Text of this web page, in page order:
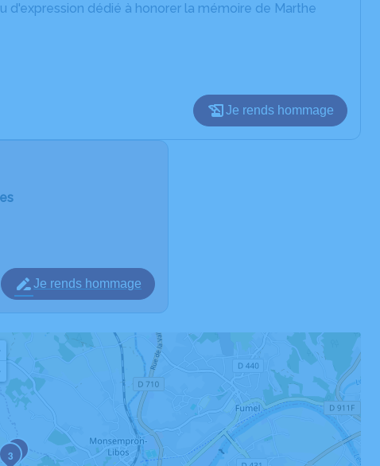
dédié à honorer la mémoire de Marthe
Je rends hommage
Je rends hommage
2
3